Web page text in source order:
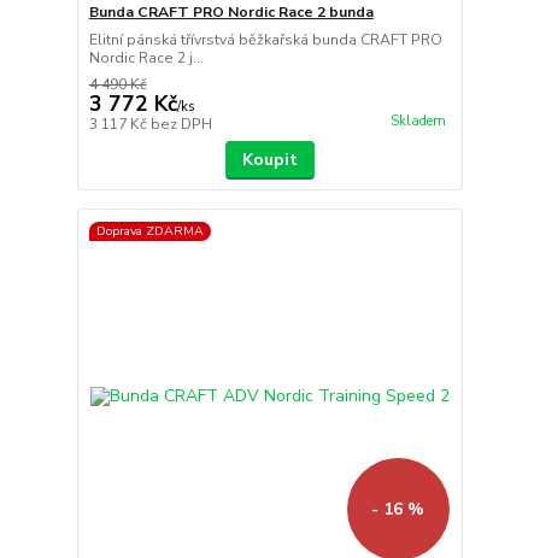
Bunda CRAFT PRO Nordic Race 2 bunda
Elitní pánská třívrstvá běžkařská bunda CRAFT PRO
Nordic Race 2 j...
4 490 Kč
3 772 Kč/ks
3 117 Kč bez DPH Skladem
Koupit
Doprava ZDARMA
- 16 %